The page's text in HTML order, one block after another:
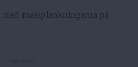
med massplankningarna på